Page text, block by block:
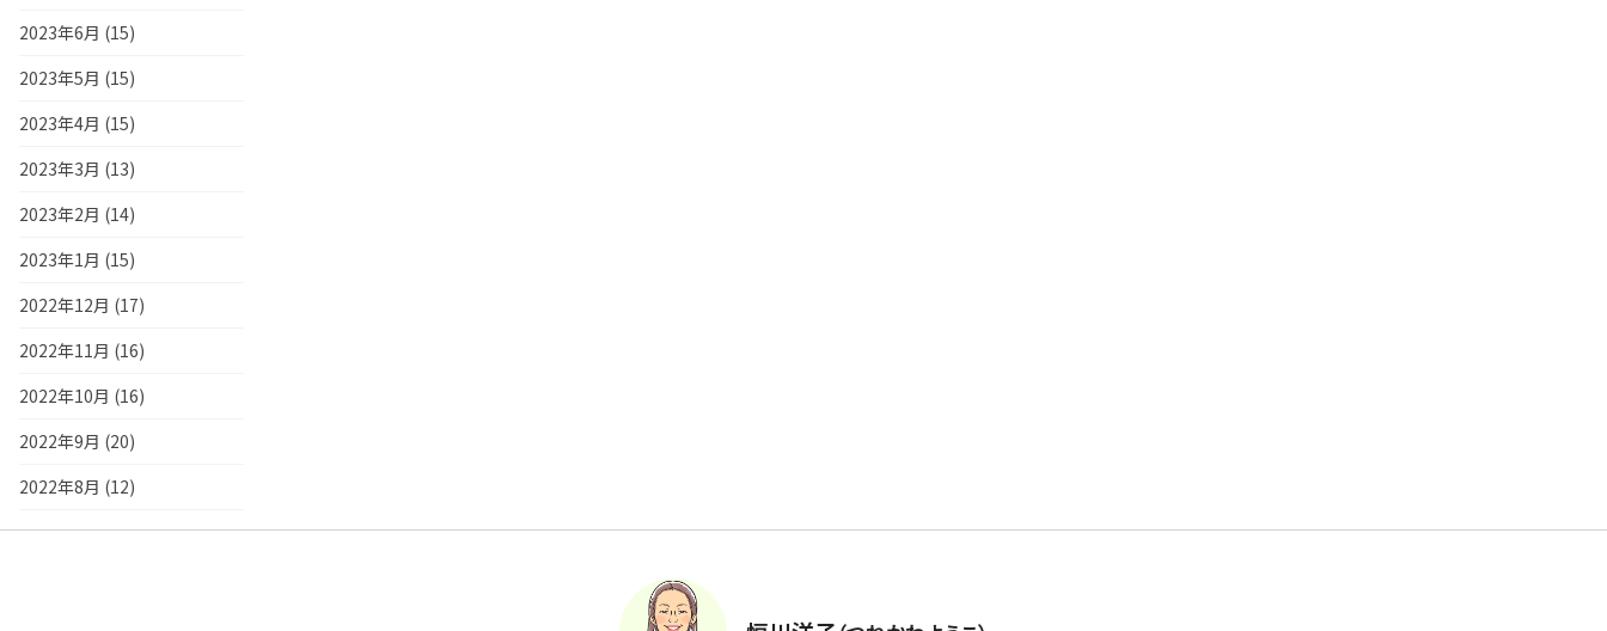
2023年6月 (15)
2023年5月 (15)
2023年4月 (15)
2023年3月 (13)
2023年2月 (14)
2023年1月 (15)
2022年12月 (17)
2022年11月 (16)
2022年10月 (16)
2022年9月 (20)
2022年8月 (12)